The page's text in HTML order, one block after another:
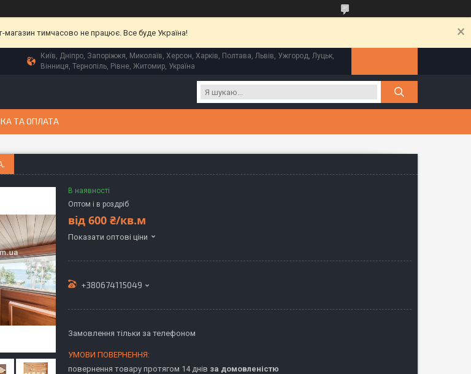
магазин тимчасово не працює. Все буде Україна!
Київ, Дніпро, Запоріжжя, Миколаїв, Херсон, Харків, Полтава, Львів, Ужгород, Луцьк,
Вінниця, Тернопіль, Рівне, Житомир, Україна
ТА ОПЛАТА
В наявності
Оптом і в роздріб
від 600 ₴/кв.м
Показати оптові ціни
+380674115049
Замовлення тільки за телефоном
повернення товару протягом 14 днів за домовленістю